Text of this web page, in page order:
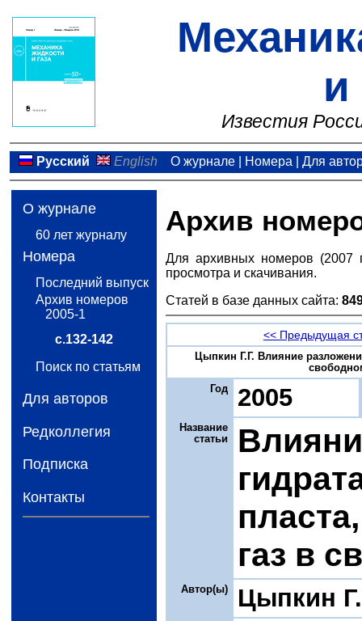
и
Известия
Русский English О журнале| Номера Для
О журнале
60 лет журналу
Номера
Последний выпуск
Архив номеров
2005-1
с.132-142
Поиск по статьям
Для авторов
Редколлегия
Подписка
Контакты
Архив
Для архивных номеров (2007
просмотра и скачивания.
Статей в базе данных сайта:
<< Предыдущая
Цыпкин Г.Г. Влияние
Год
2005
Название
статьи
газ в
Автор(ы) Цыпкин